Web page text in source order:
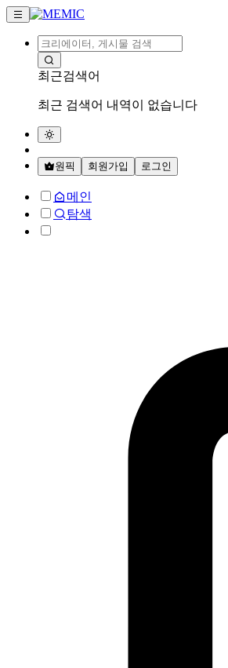
최근검색어
최근 검색어 내역이 없습니다
원픽 회원가입 로그인
메인
탐색